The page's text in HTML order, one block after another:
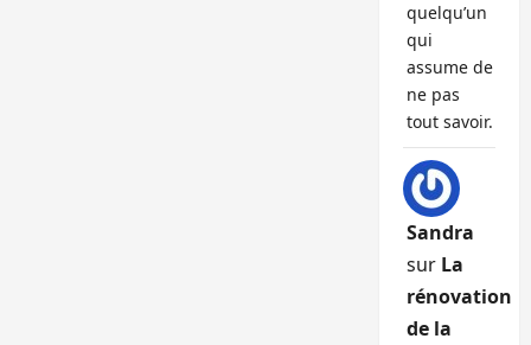
quelqu’un
qui
assume de
ne pas
tout savoir.
Sandra
sur La
rénovation
de la